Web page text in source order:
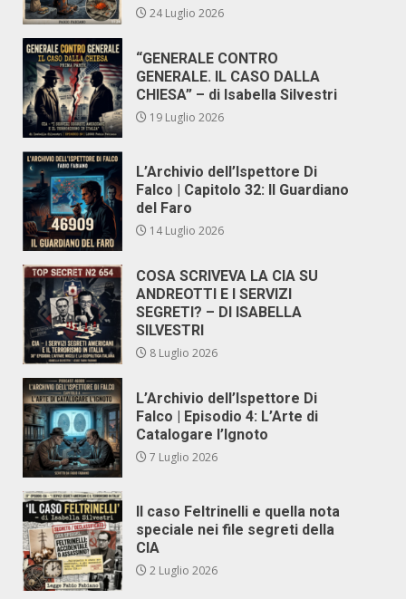
24 Luglio 2026
“GENERALE CONTRO
GENERALE. IL CASO DALLA
CHIESA” – di Isabella Silvestri
19 Luglio 2026
L’Archivio dell’Ispettore Di
Falco | Capitolo 32: Il Guardiano
del Faro
14 Luglio 2026
COSA SCRIVEVA LA CIA SU
ANDREOTTI E I SERVIZI
SEGRETI? – DI ISABELLA
SILVESTRI
8 Luglio 2026
L’Archivio dell’Ispettore Di
Falco | Episodio 4: L’Arte di
Catalogare l’Ignoto
7 Luglio 2026
Il caso Feltrinelli e quella nota
speciale nei file segreti della
CIA
2 Luglio 2026